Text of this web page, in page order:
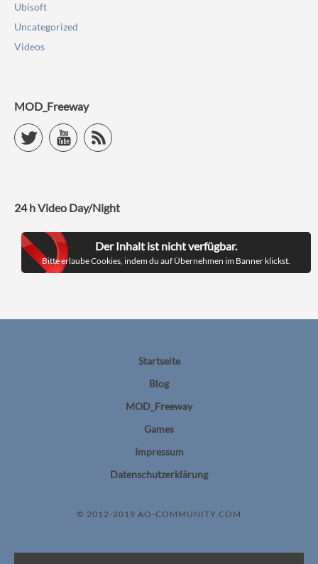
Ubisoft
Uncategorized
Videos
MOD_Freeway
Twitter YouTubeRSS Feed
24 h Video Day/Night
Der Inhalt ist nicht verfügbar.
Bitte erlaube Cookies, indem du auf Übernehmen im Banner klickst.
Startseite
Blog
MOD_Freeway
Games
Impressum
Datenschutzerklärung
© 2012-2019 AO-COMMUNITY.COM